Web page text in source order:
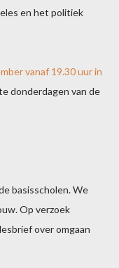
en het politiek
vanaf 19.30 uur in
donderdagen van de
basisscholen. We
Op verzoek
over omgaan